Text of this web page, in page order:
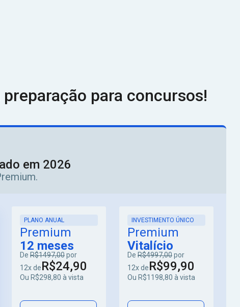
preparação para concursos!
em 2026
PLANO ANUAL
Premium
12 meses
De R$1497,00por
12x deR$24,90
Ou R$298,80 à vista
INVESTIMENTO ÚNICO
Premium
Vitalício
De R$4997,00por
12x deR$99,90
Ou R$1198,80 à vista